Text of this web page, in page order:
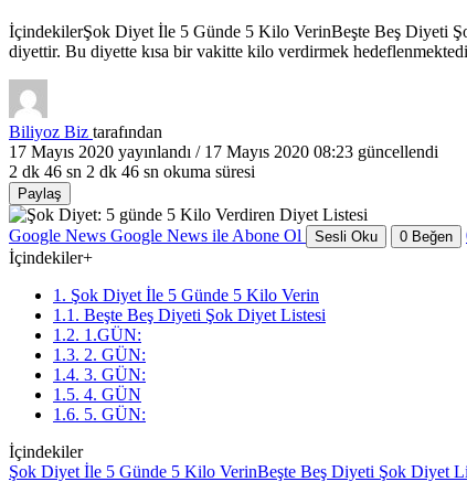
İçindekilerŞok Diyet İle 5 Günde 5 Kilo VerinBeşte Beş Diyeti
diyettir. Bu diyette kısa bir vakitte kilo verdirmek
Biliyoz Biz tarafından
17 Mayıs 2020 yayınlandı / 17 Mayıs 2020 08:23 güncellendi
2 dk 46 sn 2 dk 46 sn okuma süresi
Paylaş
Google News Google News ile Abone Ol Sesli Oku 0 Beğen
İçindekiler+
1. Şok Diyet İle 5 Günde 5 Kilo Verin
1.1. Beşte Beş Diyeti Şok Diyet Listesi
1.2. 1.GÜN:
1.3. 2. GÜN:
1.4. 3. GÜN:
1.5. 4. GÜN
1.6. 5. GÜN:
İçindekiler
Şok Diyet İle 5 Günde 5 Kilo VerinBeşte Beş Diyeti Şok Diyet